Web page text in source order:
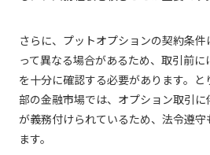
さらに、プットオプションの契約条
って異なる場合があるため、取引前
を十分に確認する必要があります。
部の金融市場では、オプション取引
が義務付けられているため、法令遵守
ます。